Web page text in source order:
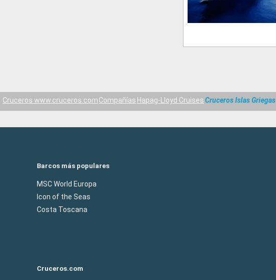
Cruceros www.cruceros.comCompañías Hapag-Lloyd CruisesCruceros Islas Griegas
Barcos más populares
MSC World Europa
Icon of the Seas
Costa Toscana
Cruceros.com